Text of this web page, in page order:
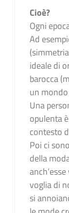
Cioè?
Ogni
Ad
ideale di
barocca
un
Una
opulenta
contesto
Poi ci
della
voglia di
si